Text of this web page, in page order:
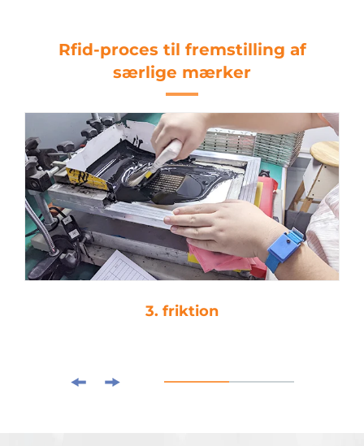
Rfid-proces til fremstilling af
særlige mærker
4. droplim